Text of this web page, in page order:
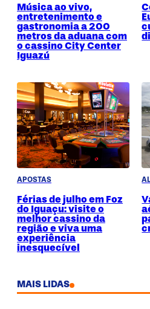
Música ao vivo,
entretenimento e
gastronomia a 200
metros da aduana com
o cassino City Center
Iguazú
APOSTAS
Férias de julho em Foz
do Iguaçu: visite o
melhor cassino da
região e viva uma
experiência
inesquecível
MAIS LIDAS